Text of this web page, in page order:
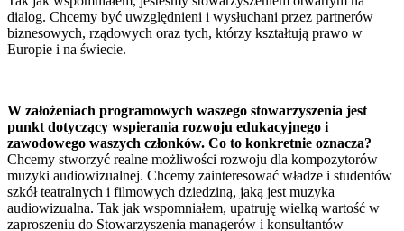
dialog. Chcemy być uwzględnieni i wysłuchani przez partnerów
biznesowych, rządowych oraz tych, którzy kształtują prawo w
Europie i na świecie.
W założeniach programowych waszego stowarzyszenia jest
punkt dotyczący wspierania rozwoju edukacyjnego i
zawodowego waszych członków. Co to konkretnie oznacza?
Chcemy stworzyć realne możliwości rozwoju dla kompozytorów
muzyki audiowizualnej. Chcemy zainteresować władze i studentów
szkół teatralnych i filmowych dziedziną, jaką jest muzyka
audiowizualna. Tak jak wspomniałem, upatruję wielką wartość w
zaproszeniu do Stowarzyszenia managerów i konsultantów